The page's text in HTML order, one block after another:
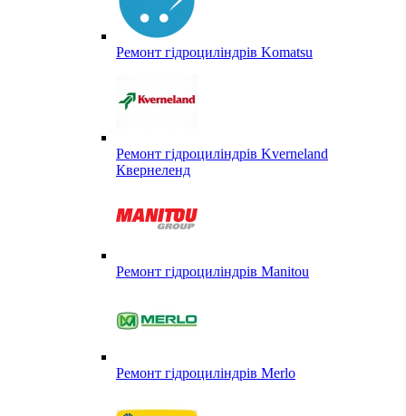
Ремонт гідроциліндрів Komatsu
Ремонт гідроциліндрів Kverneland
Квернеленд
Ремонт гідроциліндрів Manitou
Ремонт гідроциліндрів Merlo